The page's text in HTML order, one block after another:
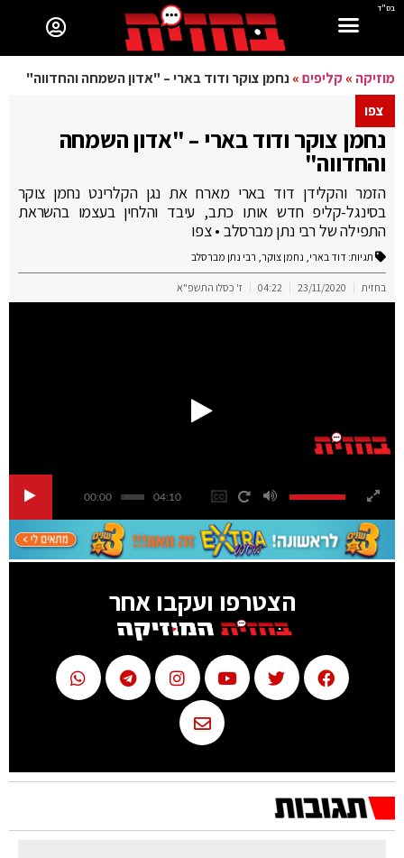
בס"ד
מוזיקה » קליפים»נחמן צוקר ודוד בארי – "אדון השמחה והחדווה"
צפו
נחמן צוקר ודוד בארי – "אדון השמחה
והחדווה"
הזמר והקלידן דוד בארי מארח את נגן הקלרינט נחמן צוקר
בסינגל-קליפ חדש אותו כתב, עיבד והלחין בעצמו בהשראת
התפילה של רבי נתן מברסלב • צפו
תגיות: דוד בארי, נחמן צוקר, רבי נתן מברסלב
בחזית 23/11/2020
04:22 ז' כסלו התשפ"א
00:00 04:10
הצטרפו ועקבו אחר